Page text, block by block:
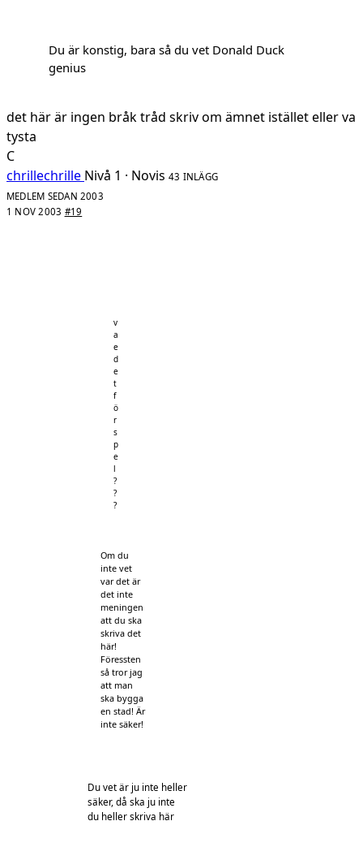
Du är konstig, bara så du vet Donald Duck
genius
det här är ingen bråk tråd skriv om ämnet istället eller va
tysta
C
chrillechrille Nivå 1 · Novis 43 INLÄGG
MEDLEM SEDAN 2003
1 NOV 2003 #19
v
a
e
d
e
t
f
ö
r
s
p
e
l
?
?
?
Om du
inte vet
var det är
det inte
meningen
att du ska
skriva det
här!
Föressten
så tror jag
att man
ska bygga
en stad! Är
inte säker!
Du vet är ju inte heller
säker, då ska ju inte
du heller skriva här